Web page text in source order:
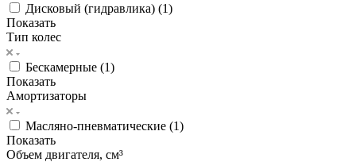
Дисковый (гидравлика) (1)
Показать
Тип колес
Бескамерные (1)
Показать
Амортизаторы
Масляно-пневматические (1)
Показать
Объем двигателя, см³